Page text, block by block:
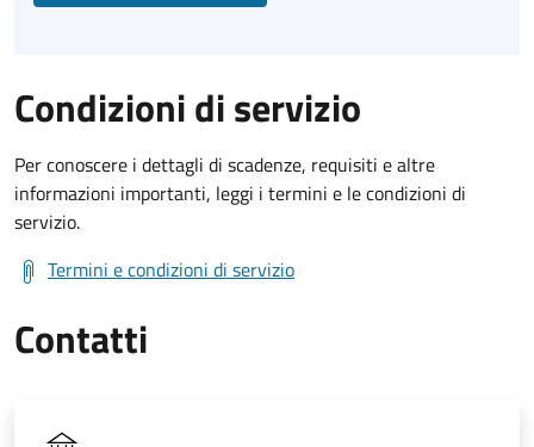
Condizioni di servizio
Per conoscere i dettagli di scadenze, requisiti e altre
informazioni importanti, leggi i termini e le condizioni di
servizio.
Termini e condizioni di servizio
Contatti